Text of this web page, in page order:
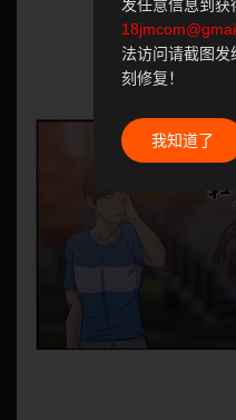
发任意信息到获
法访问请截图发
刻修复！
我知道了